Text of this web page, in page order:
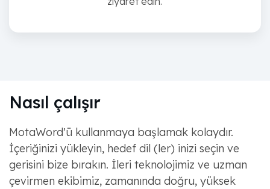
Nasıl çalışır
MotaWord'ü kullanmaya başlamak kolaydır.
İçeriğinizi yükleyin, hedef dil (ler) inizi seçin ve
gerisini bize bırakın. İleri teknolojimiz ve uzman
çevirmen ekibimiz, zamanında doğru, yüksek